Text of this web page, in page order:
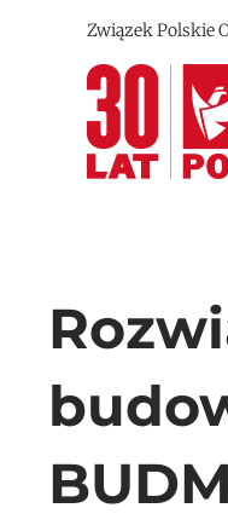
Związek Polskie